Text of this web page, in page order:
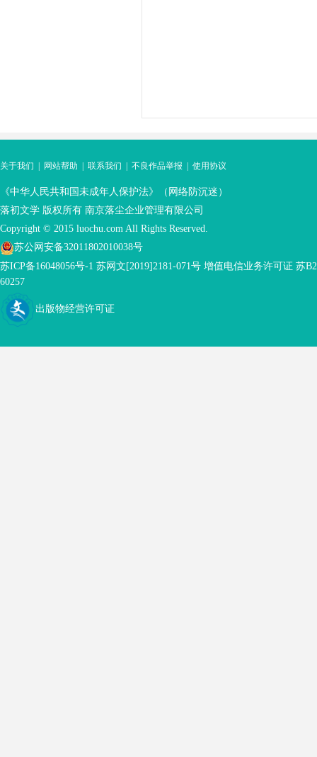
关于我们 网站帮助 联系我们 不良作品举报 使用协议
《中华人民共和国未成年人保护法》（网络防沉迷）
落初文学 版权所有 南京落尘企业管理有限公司
Copyright © 2015 luochu.com All Rights Reserved.
苏公网安备32011802010038号
苏ICP备16048056号-1 苏网文[2019]2181-071号 增值电信业务许可证 苏
60257
出版物经营许可证